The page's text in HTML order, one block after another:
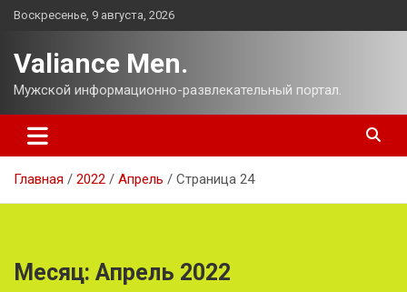
Перейти
Воскресенье, 9 августа, 2026
Valiance Men.
Мужской информационно-развлекательный портал.
Главная 2022 Апрель Страница 24
Месяц: Апрель 2022